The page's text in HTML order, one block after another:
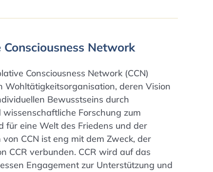
Network
Consciousness Network (CCN)
Wohltätigkeitsorganisation, deren Vision
Bewusstseins durch
Forschung zum
für eine Welt des Friedens und der
CCN ist eng mit dem Zweck, der
CCR verbunden. CCR wird auf das
Engagement zur Unterstützung und